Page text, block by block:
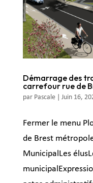
Démarrage des
carrefour rue de
par Pascale| Juin 16,
Fermer le menu
de Brest
MunicipalLes